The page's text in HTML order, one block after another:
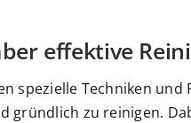
effektive
spezielle Techniken und
gründlich zu reinigen.